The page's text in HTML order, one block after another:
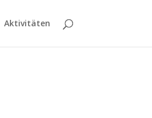
Aktivitäten